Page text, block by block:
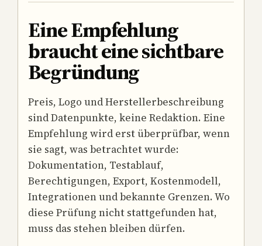
Eine Empfehlung
braucht eine sichtbare
Begründung
Preis, Logo und Herstellerbeschreibung
sind Datenpunkte, keine Redaktion. Eine
Empfehlung wird erst überprüfbar, wenn
sie sagt, was betrachtet wurde:
Dokumentation, Testablauf,
Berechtigungen, Export, Kostenmodell,
Integrationen und bekannte Grenzen. Wo
diese Prüfung nicht stattgefunden hat,
muss das stehen bleiben dürfen.